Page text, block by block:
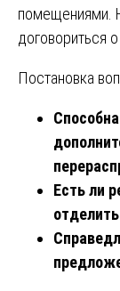
помещениями.
договориться
Постановка
Есть ли